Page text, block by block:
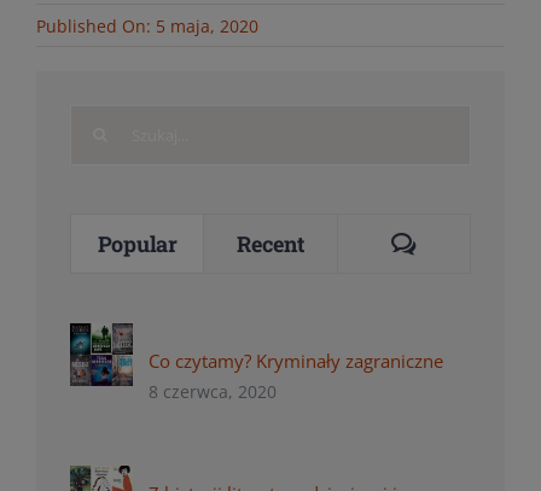
Published On: 5 maja, 2020
Popular Recent Comments
Co czytamy? Kryminały zagraniczne
8 czerwca, 2020